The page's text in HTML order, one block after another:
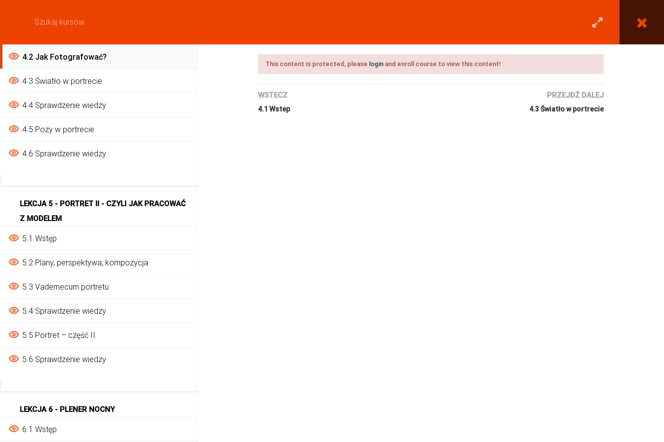
LOGOWANIE
This content is protected, please login and enroll course to view this content!
WSTECZ
4.1 Wstep
PRZEJDŹ DALEJ
4.3 Światło w portrecie
4.2 Jak Fotografować?
4.3 Światło w portrecie
4.4 Sprawdzenie wiedzy
4.5 Pozy w portrecie
4.6 Sprawdzenie wiedzy
LEKCJA 5 - PORTRET II - CZYLI JAK PRACOWAĆ
Z MODELEM
5.1 Wstęp
5.2 Plany, perspektywa, kompozycja
5.3 Vademecum portretu
5.4 Sprawdzenie wiedzy
5.5 Portret – część II
5.6 Sprawdzenie wiedzy
LEKCJA 6 - PLENER NOCNY
6.1 Wstęp